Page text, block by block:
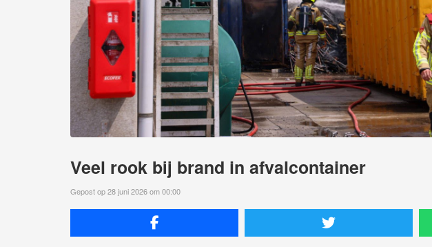
Veel rook bij brand in afvalcontainer
Gepost op 28 juni 2026 om 00:00